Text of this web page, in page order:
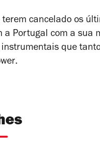
terem cancelado os
a Portugal com a sua
instrumentais que
.